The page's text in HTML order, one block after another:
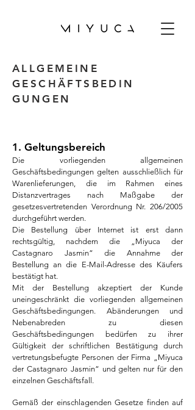
ALLGEMEINE
GESCHÄFTSBEDIN
GUNGEN
1. Geltungsbereich
Die vorliegenden allgemeinen
Geschäftsbedingungen gelten ausschließlich für
Warenlieferungen, die im Rahmen eines
Distanzvertrages nach Maßgabe der
gesetzesvertretenden Verordnung Nr. 206/2005
durchgeführt werden.
Die Bestellung über Internet ist erst dann
rechtsgültig, nachdem die „Miyuca der
Castagnaro Jasmin“ die Annahme der
Bestellung an die E-Mail-Adresse des Käufers
bestätigt hat.
Mit der Bestellung akzeptiert der Kunde
uneingeschränkt die vorliegenden allgemeinen
Geschäftsbedingungen. Abänderungen und
Nebenabreden zu diesen
Geschäftsbedingungen bedürfen zu ihrer
Gültigkeit der schriftlichen Bestätigung durch
vertretungsbefugte Personen der Firma „Miyuca
der Castagnaro Jasmin“ und gelten nur für den
einzelnen Geschäftsfall.
Gemäß der einschlagenden Gesetze finden auf